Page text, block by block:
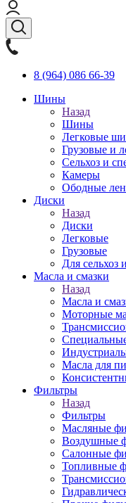
8 (964) 086 66-39
Шины
Назад
Шины
Легковые
Грузовые и
Сельхоз и
Камеры
Ободные
Диски
Назад
Диски
Легковые
Грузовые
Для сельхоз
Масла и смазки
Назад
Масла и
Моторные
Масла для
Фильтры
Назад
Фильтры
Масляные
Воздушные
Салонные
Топливные